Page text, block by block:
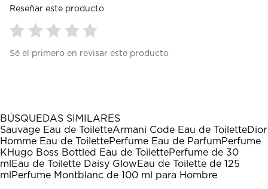
Reseñar este producto
para
1
estrella
Esta
acción
abrirá
el
formulario
para
estrellas.
Esta
acción
abrirá
el
formulario
para
estrellas.
Esta
acción
abrirá
el
formulario
para
estrellas.
Esta
acción
abrirá
el
formulario
para
estrellas.
Esta
acción
abrirá
el
formulario
Sé el primero en revisar este producto
BÚSQUEDAS SIMILARES
Sauvage Eau de ToiletteArmani Code Eau de ToiletteDior
Homme Eau de ToilettePerfume Eau de ParfumPerfume
K Hugo Boss Bottled Eau de ToilettePerfume de 30
ml Eau de Toilette Daisy GlowEau de Toilette de 125
ml Perfume Montblanc de 100 ml para Hombre